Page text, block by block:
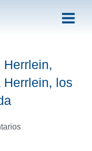
Herrlein, los